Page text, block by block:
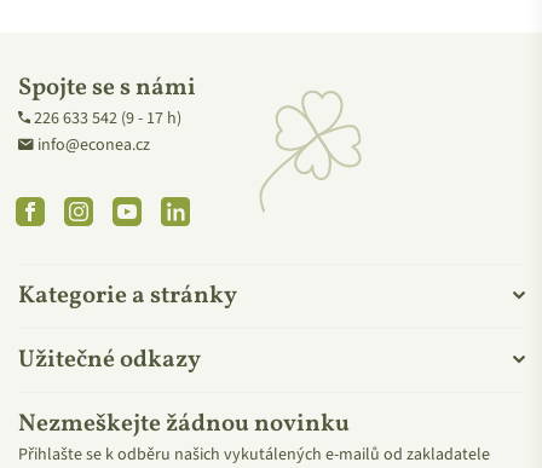
Spojte se s námi
226 633 542 (9 - 17 h)
info@econea.cz
FacebookInstagramYouTube
Kategorie a stránky
Užitečné odkazy
Nezmeškejte žádnou novinku
Přihlašte se k odběru našich vykutálených e-mailů od zakladatele